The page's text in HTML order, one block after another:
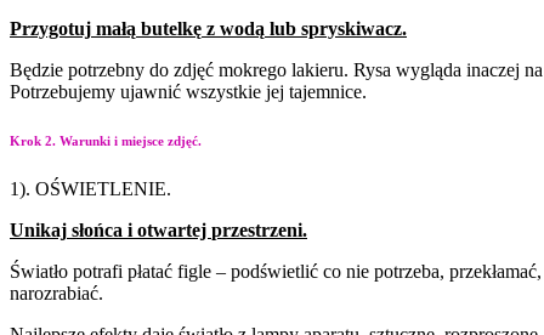
Przygotuj małą butelkę z wodą lub spryskiwacz.
Będzie potrzebny do zdjęć mokrego lakieru. Rysa wygląda inaczej
Potrzebujemy ujawnić wszystkie jej tajemnice.
Krok 2. Warunki i miejsce zdjęć.
1). OŚWIETLENIE.
Unikaj słońca i otwartej przestrzeni.
Światło potrafi płatać figle – podświetlić co nie potrzeba,
narozrabiać.